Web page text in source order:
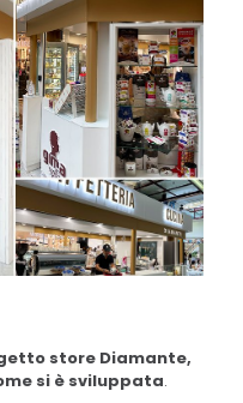
store Diamante,
si è sviluppata.